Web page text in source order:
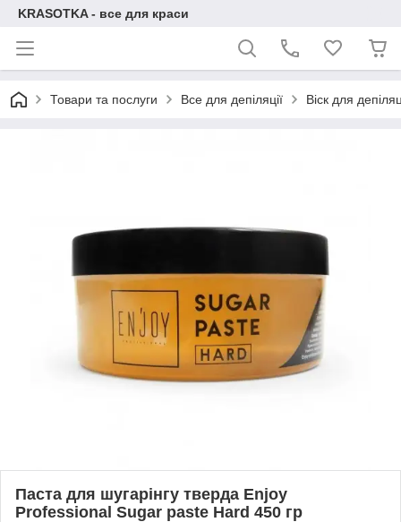
KRASOTKA - все для краси
Товари та послуги Все для депіляції Віск для
Паста для шугарінгу тверда Enjoy
Professional Sugar paste Hard 450 гр